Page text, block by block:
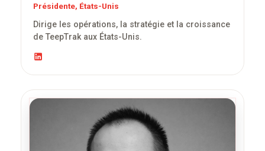
Présidente, États-Unis
Dirige les opérations, la stratégie et la croissance
de TeepTrak aux États-Unis.